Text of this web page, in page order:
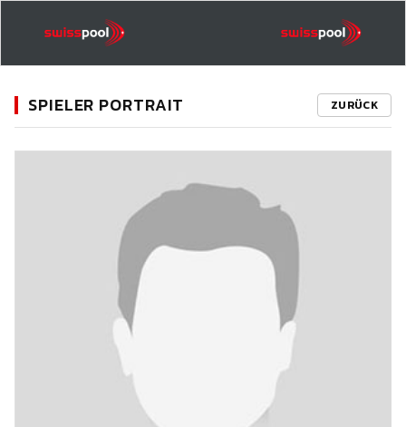
SPIELER PORTRAIT ZURÜCK